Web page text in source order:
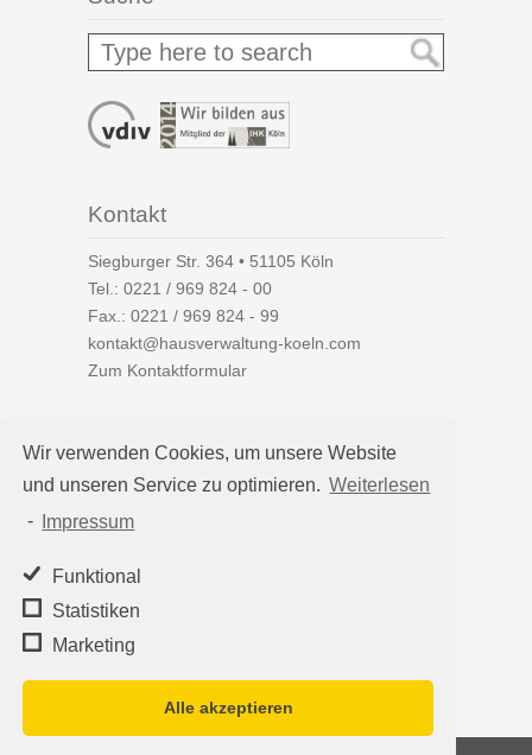
Wir verwenden Cookies, um unsere Website
und unseren Service zu optimieren. Weiterlesen
-
Impressum
Funktional
Statistiken
Marketing
Alle akzeptieren
Kontakt
Siegburger Str. 364 • 51105 Köln
Tel.: 0221 / 969 824 - 00
Fax.: 0221 / 969 824 - 99
kontakt@hausverwaltung-koeln.com
Zum Kontaktformular
Auf einen Blick
Hausverwaltung Köln
Immobilienverwaltung Köln
WEG-Verwaltung
Mietverwaltung
Team